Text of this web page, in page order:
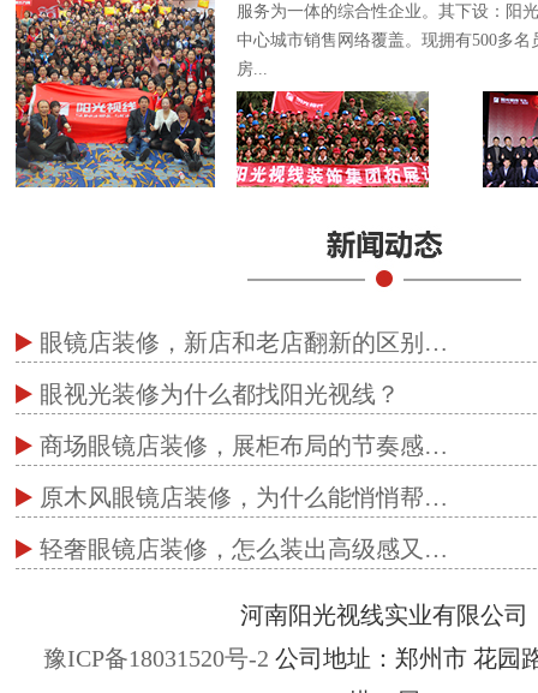
服务为一体的综合性企业。其下设：阳
中心城市销售网络覆盖。现拥有500多
房...
眼镜店装修，新店和老店翻新的区别…
眼视光装修为什么都找阳光视线？
商场眼镜店装修，展柜布局的节奏感…
原木风眼镜店装修，为什么能悄悄帮…
轻奢眼镜店装修，怎么装出高级感又…
河南阳光视线实业有限公司
豫ICP备18031520号-2 公司地址：郑州市 花园